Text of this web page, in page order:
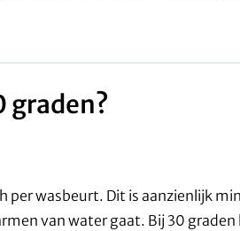
graden?
per wasbeurt. Dit is aanzienlijk
van water gaat. Bij 30 graden